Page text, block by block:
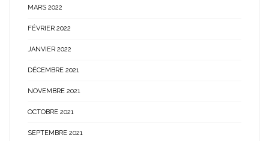
MARS 2022
FÉVRIER 2022
JANVIER 2022
DÉCEMBRE 2021
NOVEMBRE 2021
OCTOBRE 2021
SEPTEMBRE 2021